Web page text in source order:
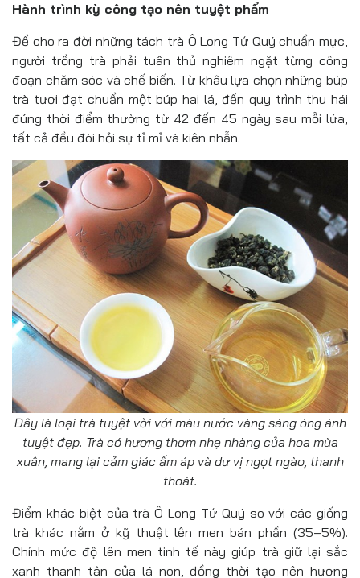
Hành trình kỳ công tạo nên tuyệt phẩm
Để cho ra đời những tách trà Ô Long Tứ Quý chuẩn mực,
người trồng trà phải tuân thủ nghiêm ngặt từng công
đoạn chăm sóc và chế biến. Từ khâu lựa chọn những búp
trà tươi đạt chuẩn một búp hai lá, đến quy trình thu hái
đúng thời điểm thường từ 42 đến 45 ngày sau mỗi lứa,
tất cả đều đòi hỏi sự tỉ mỉ và kiên nhẫn.
Đây là loại trà tuyệt vời với màu nước vàng sáng óng ánh
tuyệt đẹp. Trà có hương thơm nhẹ nhàng của hoa mùa
xuân, mang lại cảm giác ấm áp và dư vị ngọt ngào, thanh
thoát.
Điểm khác biệt của trà Ô Long Tứ Quý so với các giống
trà khác nằm ở kỹ thuật lên men bán phần (35–5%).
Chính mức độ lên men tinh tế này giúp trà giữ lại sắc
xanh thanh tân của lá non, đồng thời tạo nên hương